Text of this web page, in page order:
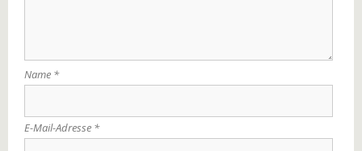
Name *
E-Mail-Adresse *